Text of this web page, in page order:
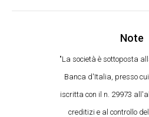
Note
"La società è sottoposta
Banca d'Italia, presso
iscritta con il n. 29973
creditizi e al controllo